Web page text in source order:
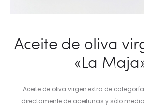
Aceite de oliva
«La
Aceite de oliva virgen extra de
directamente de aceitunas y sólo